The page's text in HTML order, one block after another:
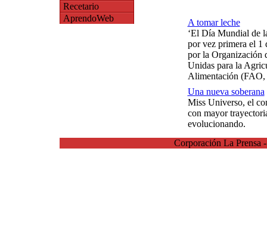
Recetario
AprendoWeb
A tomar leche
‘El Día Mundial de
por vez primera el 1
por la Organización
Unidas para la
Alimentación (FAO,
Una nueva soberana
Miss Universo, el
con mayor
evolucionando.
Corporación La Prensa